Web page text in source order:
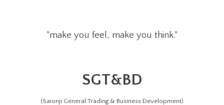
"make you feel, make you think."
SGT&BD
(Saionji General Trading & Business Development)